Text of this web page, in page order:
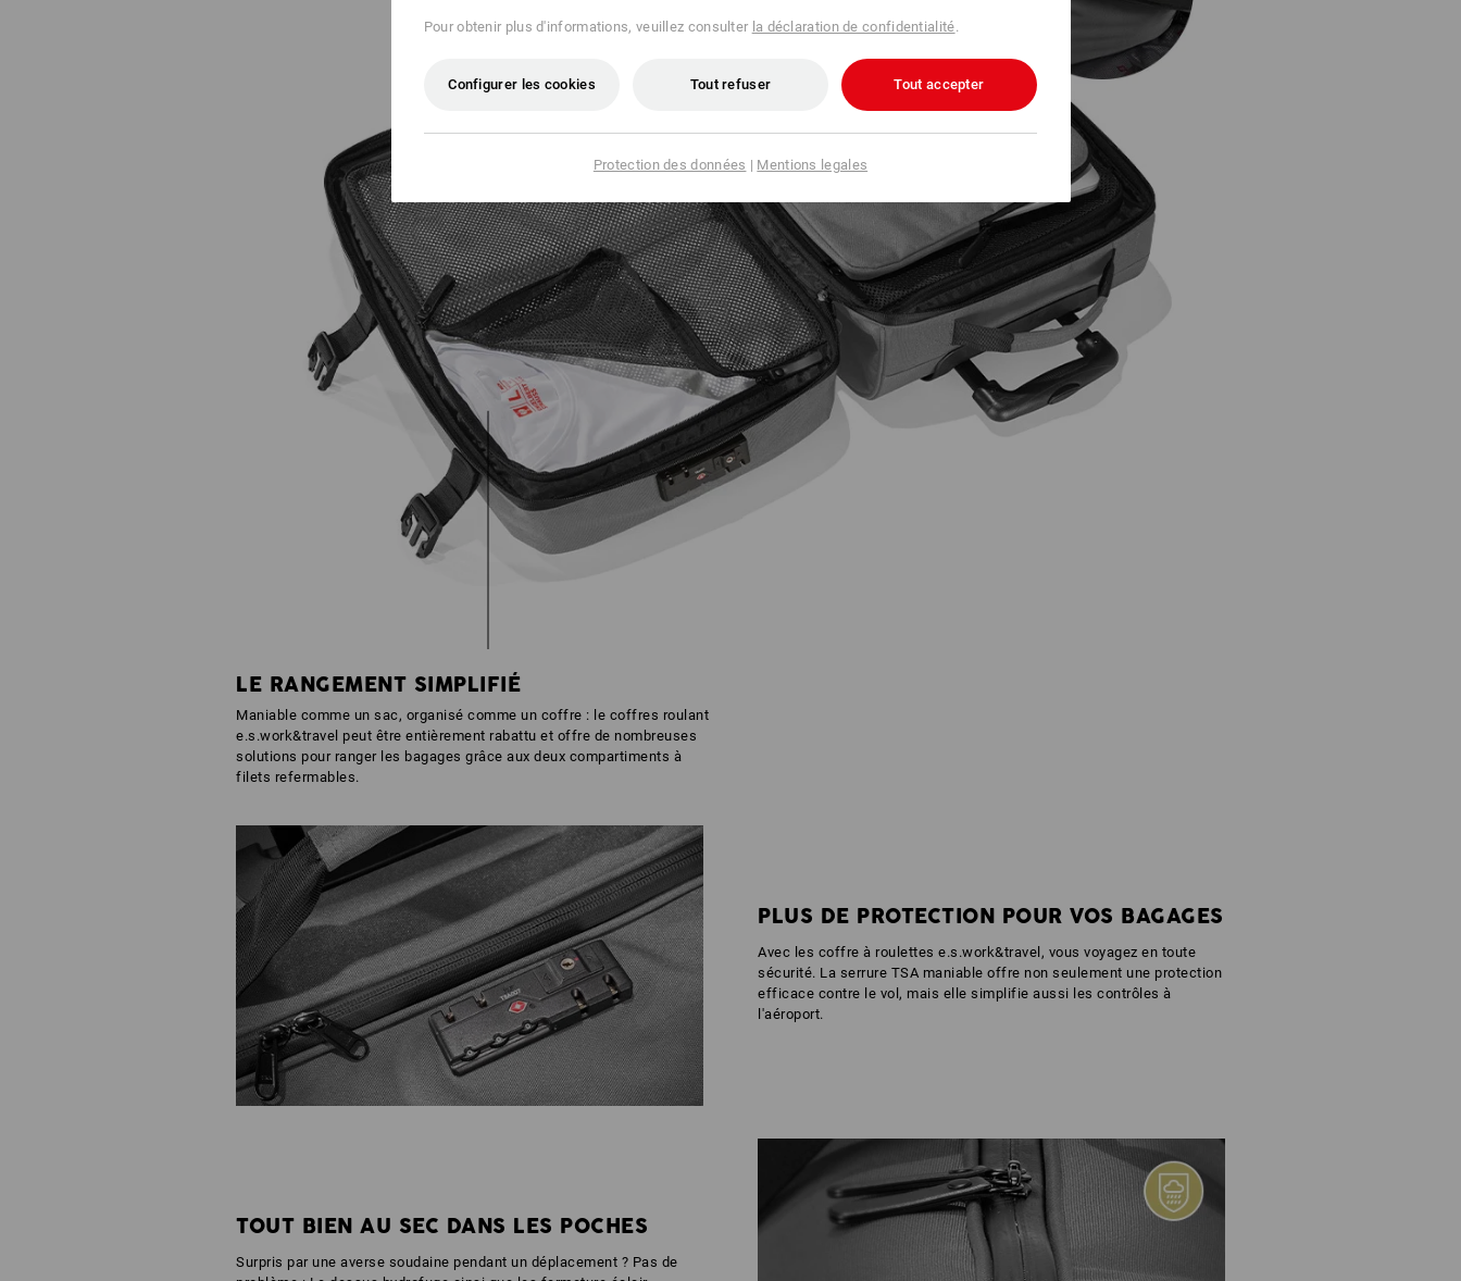
LE RANGEMENT SIMPLIFIÉ
Maniable comme un sac, organisé comme un coffre : le coffres roulant
e.s.work&travel peut être entièrement rabattu et offre de nombreuses
solutions pour ranger les bagages grâce aux deux compartiments à
filets refermables.
PLUS DE PROTECTION POUR VOS BAGAGES
Avec les coffre à roulettes e.s.work&travel, vous voyagez en toute
sécurité. La serrure TSA maniable offre non seulement une protection
efficace contre le vol, mais elle simplifie aussi les contrôles à
l'aéroport.
TOUT BIEN AU SEC DANS LES POCHES
Surpris par une averse soudaine pendant un déplacement ? Pas de
Pour obtenir plus d'informations, veuillez consulter la déclaration de confidentialité.
Configurer les cookies Tout refuser Tout accepter
Protection des données | Mentions legales